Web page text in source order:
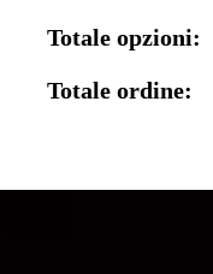
Totale opzioni:
Totale ordine: